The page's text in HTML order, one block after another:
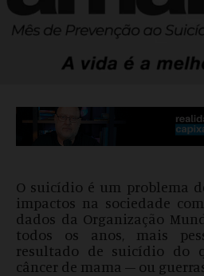
O suicídio é um problema
impactos na sociedade
dados da Organização
todos os anos, mais
resultado de suicídio do
câncer de mama – ou